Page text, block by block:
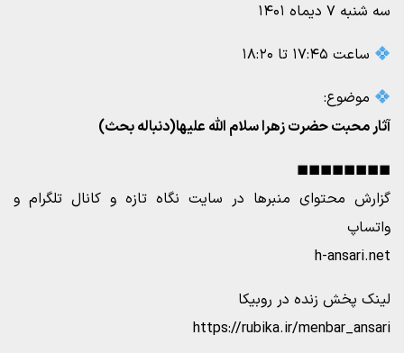
سه شنبه ۷ دیماه ۱۴۰۱
ساعت ۱۷:۴۵ تا ۱۸:۲۰
موضوع:
آثار محبت حضرت زهرا سلام الله علیها(دنباله بحث)
◼◼◼◼◼◼◼◼
گزارش محتوای منبرها در سایت نگاه تازه و کانال تلگرام و
واتساپ
h-ansari.net
لینک پخش زنده در روبیکا
https://rubika.ir/menbar_ansari